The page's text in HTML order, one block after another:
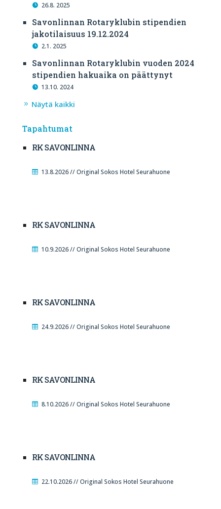
26.8. 2025
Savonlinnan Rotaryklubin stipendien
jakotilaisuus 19.12.2024
2.1. 2025
Savonlinnan Rotaryklubin vuoden 2024
stipendien hakuaika on päättynyt
13.10. 2024
Näytä kaikki
Tapahtumat
RK SAVONLINNA
13.8.2026 // Original Sokos Hotel Seurahuone
RK SAVONLINNA
10.9.2026 // Original Sokos Hotel Seurahuone
RK SAVONLINNA
24.9.2026 // Original Sokos Hotel Seurahuone
RK SAVONLINNA
8.10.2026 // Original Sokos Hotel Seurahuone
RK SAVONLINNA
22.10.2026 // Original Sokos Hotel Seurahuone